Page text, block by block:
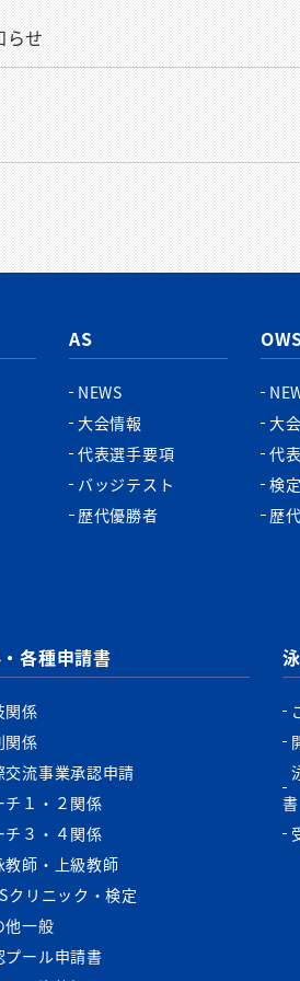
らせ
AS
NEWS
大会情報
代表選手要項
バッジテスト
歴代優勝者
大
代
検
歴
各種申請書
関係
関係
交流事業承認申請
チ１・２関係
チ３・４関係
教師・上級教師
クリニック・検定
他一般
プール申請書
書